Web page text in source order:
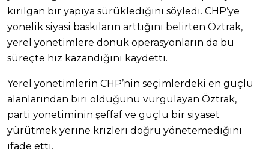
kırılgan bir yapıya sürüklediğini söyledi. CHP’ye
yönelik siyasi baskıların arttığını belirten Öztrak,
yerel yönetimlere dönük operasyonların da bu
süreçte hız kazandığını kaydetti.
Yerel yönetimlerin CHP’nin seçimlerdeki en güçlü
alanlarından biri olduğunu vurgulayan Öztrak,
parti yönetiminin şeffaf ve güçlü bir siyaset
yürütmek yerine krizleri doğru yönetemediğini
ifade etti.